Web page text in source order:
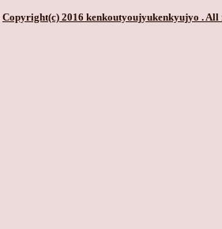
Copyright(c) 2016 kenkoutyoujyukenkyujyo . All